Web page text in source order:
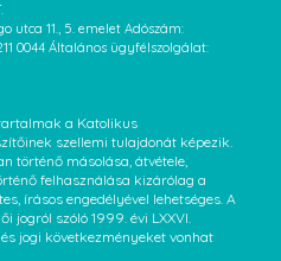
utca 11., 5. emelet Adószám:
0044 Általános ügyfélszolgálat:
a Katolikus
szellemi tulajdonát képezik.
történő másolása, átvétele,
felhasználása kizárólag a
írásos engedélyével lehetséges. A
jogról szóló 1999. évi LXXVI.
jogi következményeket vonhat